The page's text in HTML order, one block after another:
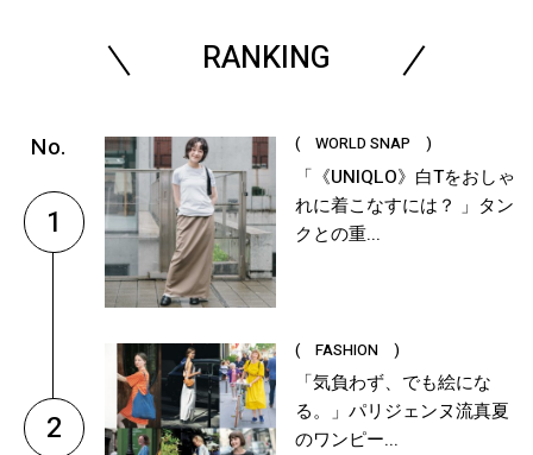
RANKING
1
( WORLD SNAP )
「《UNIQLO》白Tをおしゃ
れに着こなすには？ 」タン
クとの重...
2
( FASHION )
「気負わず、でも絵にな
る。」パリジェンヌ流真夏
のワンピー...